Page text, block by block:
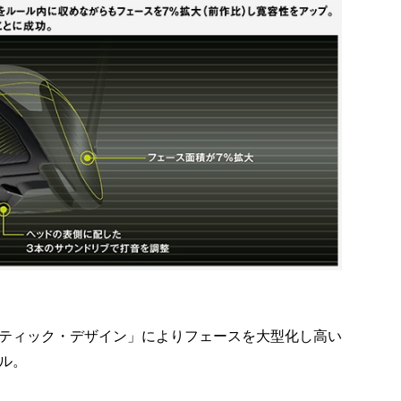
ィック・デザイン」によりフェースを大型化し高い
。